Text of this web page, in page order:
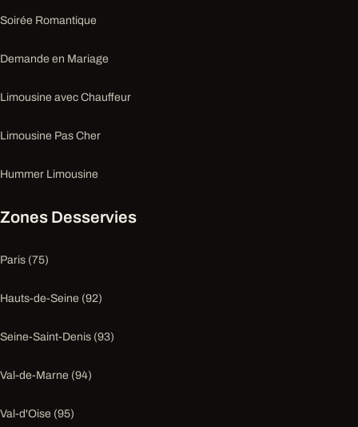
Soirée Romantique
Demande en Mariage
Limousine avec Chauffeur
Limousine Pas Cher
Hummer Limousine
Zones Desservies
Paris (75)
Hauts-de-Seine (92)
Seine-Saint-Denis (93)
Val-de-Marne (94)
Val-d'Oise (95)